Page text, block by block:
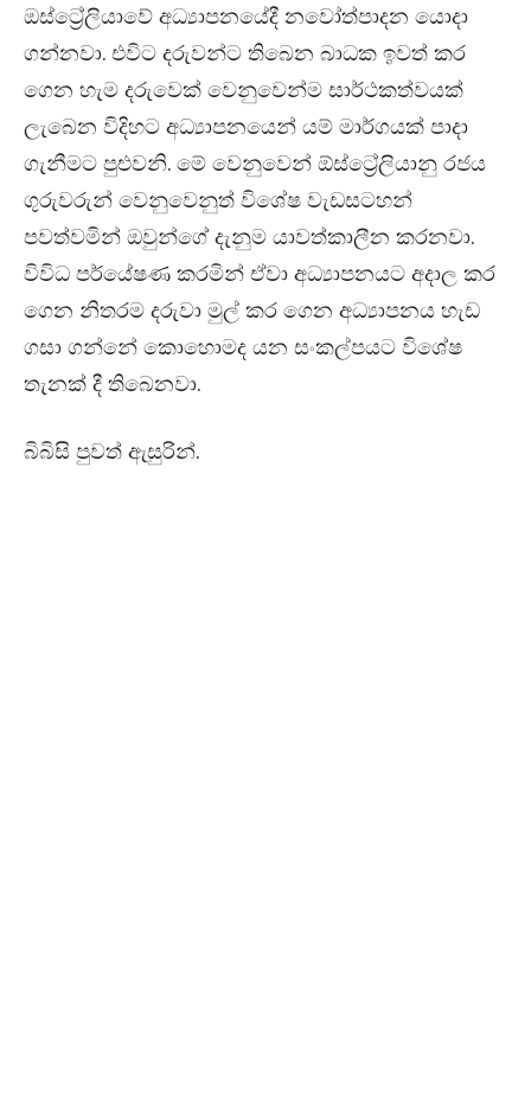
ඔස්ට්‍රේලියාවේ අධ්‍යාපනයේදී නවෝත්පාදන යොදා
ගන්නවා. එවිට දරුවන්ට තිබෙන බාධක ඉවත් කර
ගෙන හැම දරුවෙක් වෙනුවෙන්ම සාර්ථකත්වයක්
ලැබෙන විදිහට අධ්‍යාපනයෙන් යම් මාර්ගයක් පාදා
ගැනීමට පුළුවනි. මේ වෙනුවෙන් ඕස්ට්‍රේලියානු රජය
ගුරුවරුන් වෙනුවෙනුත් විශේෂ වැඩසටහන්
පවත්වමින් ඔවුන්ගේ දැනුම යාවත්කාලීන කරනවා.
විවිධ පර්යේෂණ කරමින් ඒවා අධ්‍යාපනයට අදාල කර
ගෙන නිතරම දරුවා මුල් කර ගෙන අධ්‍යාපනය හැඩ
ගසා ගන්නේ කොහොමද යන සංකල්පයට විශේෂ
තැනක් දී තිබෙනවා.
බිබිසි පුවත් ඇසුරින්.